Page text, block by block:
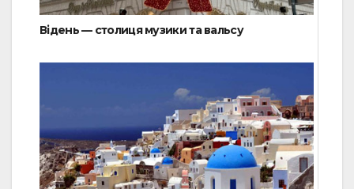
Відень — столиця музики та вальсу